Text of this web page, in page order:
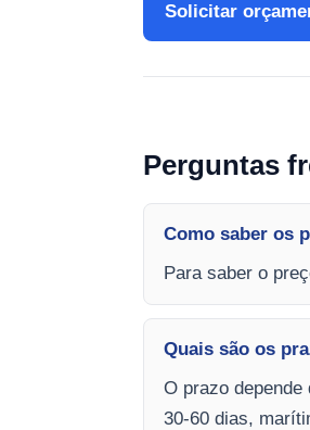
Solicitar
Perguntas
Como saber os
Para saber o
Quais são os
O prazo
30-60 dias,